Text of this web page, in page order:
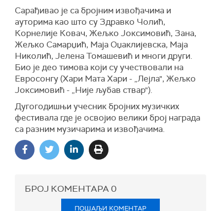
Сарађивао је са бројним извођачима и
ауторима као што су Здравко Чолић,
Корнелије Ковач, Жељко Јоксимовић, Зана,
Жељко Самарџић, Маја Оџаклијевска, Маја
Николић, Јелена Томашевић и многи други.
Био је део тимова који су учествовали на
Евросонгу (Хари Мата Хари - „Лејла", Жељко
Јоксимовић - „Није љубав ствар").
Дугогодишњи учесник бројних музичких
фестивала где је освојио велики број награда
са разним музичарима и извођачима.
БРОЈ КОМЕНТАРА0
ПОШАЉИ КОМЕНТАР